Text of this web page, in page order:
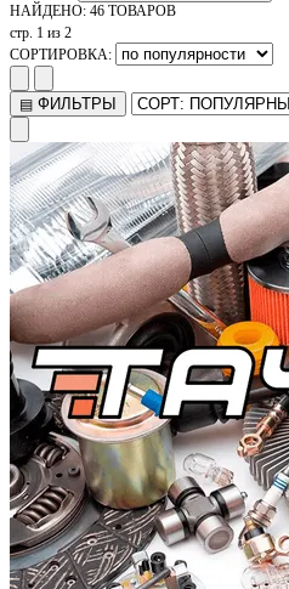
НАЙДЕНО: 46 ТОВАРОВ
стр. 1 из 2
СОРТИРОВКА:
▤ ФИЛЬТРЫ